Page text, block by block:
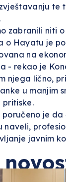
te
zabranili niti
o Hayatu je
na
- rekao je
njega lično,
u manjim
pritiske.
je da
naveli,
javnim